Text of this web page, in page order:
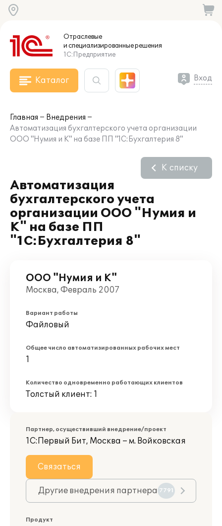
Отраслевые
и специализированныерешения
1С:Предприятие
Каталог Вход
Главная
Внедрения
Автоматизация бухгалтерского учета организации
ООО "Нумия и К" на базе ПП "1С:Бухгалтерия 8"
Автоматизация
бухгалтерского учета
организации ООО "Нумия и
К" на базе ПП
"1С:Бухгалтерия 8"
К списку
ООО "Нумия и К"
Москва, Февраль 2007
Вариант работы
Файловый
Общее число автоматизированных рабочих мест
1
Количество одновременно работающих клиентов
Толстый клиент: 1
Партнер, осуществивший внедрение/проект
1С:Первый Бит, Москва – м. Войковская
Связаться
Другие внедрения партнера 7791
Продукт